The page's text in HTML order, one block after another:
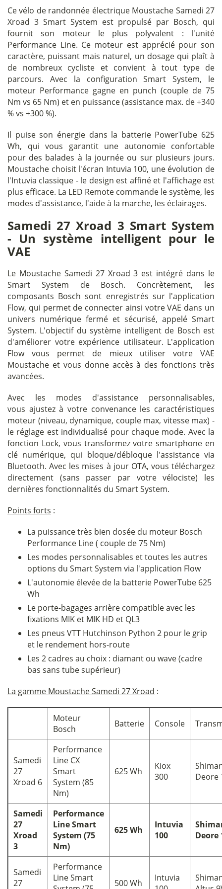
Ce vélo de randonnée électrique Moustache Samedi 27
Xroad 3 Smart System est propulsé par Bosch, qui
fournit son moteur le plus polyvalent : l'unité
Performance Line. Ce moteur est apprécié pour son
caractère, puissant mais naturel, un dosage qui plaît à
de nombreux cycliste et convient à tout type de
parcours. Avec la configuration Smart System, le
moteur Performance gagne en punch (couple de 75
Nm vs 65 Nm) et en puissance (assistance max. de +340
% vs +300 %).
Il puise son énergie dans la batterie PowerTube 625
Wh, qui vous garantit une autonomie confortable
pour des balades à la journée ou sur plusieurs jours.
Moustache choisit l'écran Intuvia 100, une évolution de
l'Intuvia classique - le design est affiné et l'affichage est
plus efficace. La LED Remote commande le système, les
modes d'assistance, l'aide à la marche, les éclairages.
Samedi 27 Xroad 3 Smart System
- Un système intelligent pour le
VAE
Le Moustache Samedi 27 Xroad 3 est intégré dans le
Smart System de Bosch. Concrètement, les
composants Bosch sont enregistrés sur l'application
Flow, qui permet de connecter ainsi votre VAE dans un
univers numérique fermé et sécurisé, appelé Smart
System. L'objectif du système intelligent de Bosch est
d'améliorer votre expérience utilisateur. L'application
Flow vous permet de mieux utiliser votre VAE
Moustache et vous donne accès à des fonctions très
avancées.
Avec les modes d'assistance personnalisables,
vous ajustez à votre convenance les caractéristiques
moteur (niveau, dynamique, couple max, vitesse max) -
le réglage est individualisé pour chaque mode. Avec la
fonction Lock, vous transformez votre smartphone en
clé numérique, qui bloque/débloque l'assistance via
Bluetooth. Avec les mises à jour OTA, vous téléchargez
directement (sans passer par votre vélociste) les
dernières fonctionnalités du Smart System.
Points forts :
La puissance très bien dosée du moteur Bosch
Performance Line ( couple de 75 Nm)
Les modes personnalisables et toutes les autres
options du Smart System via l'application Flow
L'autonomie élevée de la batterie PowerTube 625
Wh
Le porte-bagages arrière compatible avec les
fixations MIK et MIK HD et QL3
Les pneus VTT Hutchinson Python 2 pour le grip
et le rendement hors-route
Les 2 cadres au choix : diamant ou wave (cadre
bas sans tube supérieur)
La gamme Moustache Samedi 27 Xroad :
Moteur
Bosch
Batterie Console
Samedi
27
Xroad 6
Performance
Line CX
Smart
System (85
Nm)
625 Wh
Kiox
300
Deore
Samedi
27
Xroad
3
Performance
Line Smart
System (75
Nm)
625 Wh
Intuvia
100
Deore
Samedi
27
Performance
Line Smart
500 Wh
Intuvia